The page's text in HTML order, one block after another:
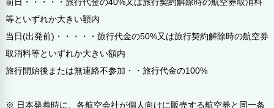
前日・・・・・旅行代金の40%又は旅行契約解除時の航空券取消料
等といずれか大きい額内
当日(出発前)・・・・・旅行代金の50%又は旅行契約解除時の航空券
取消料等といずれか大きい額内
旅行開始後または無連絡不参加・・旅行代金の100%
※ 日本発着時に、各航空会社が個人向けに販売する航空券と同一条